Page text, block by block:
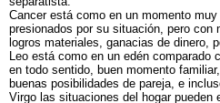
Cancer está como en un momento
presionados por su situación, pero con
logros materiales, ganacias de dinero,
Leo está como en un edén comparado
en todo sentido, buen momento
buenas posibilidades de pareja, e
Virgo las situaciones del hogar